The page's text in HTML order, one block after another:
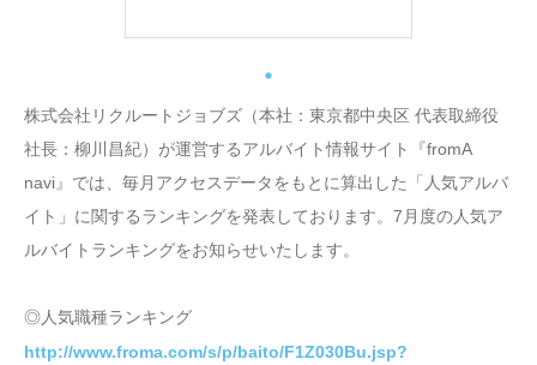
株式会社リクルートジョブズ（本社：東京都中央区 代表取締役
社長：柳川昌紀）が運営するアルバイト情報サイト『fromA
navi』では、毎月アクセスデータをもとに算出した「人気アルバ
イト」に関するランキングを発表しております。7月度の人気ア
ルバイトランキングをお知らせいたします。
◎人気職種ランキング
http://www.froma.com/s/p/baito/F1Z030Bu.jsp?